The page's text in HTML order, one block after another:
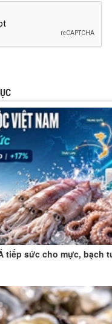
tiếp sức cho mực, bạch